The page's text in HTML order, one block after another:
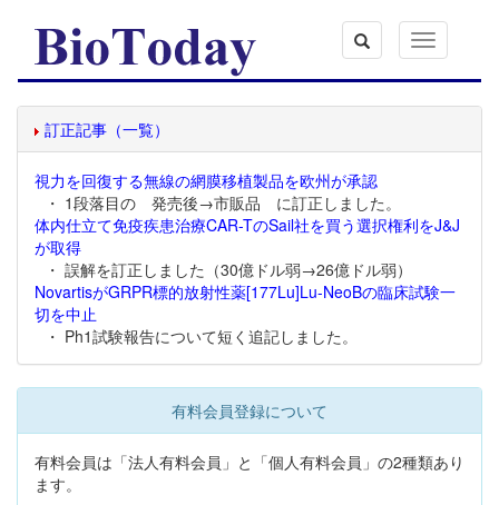
Toggle
navigation
訂正記事（一覧）
視力を回復する無線の網膜移植製品を欧州が承認
・ 1段落目の 発売後→市販品 に訂正しました。
体内仕立て免疫疾患治療CAR-TのSail社を買う選択権利をJ&J
が取得
・ 誤解を訂正しました（30億ドル弱→26億ドル弱）
NovartisがGRPR標的放射性薬[177Lu]Lu-NeoBの臨床試験一
切を中止
・ Ph1試験報告について短く追記しました。
有料会員登録について
有料会員は「法人有料会員」と「個人有料会員」の2種類あり
ます。